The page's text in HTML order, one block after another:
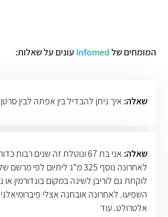
המומחים של Infomed עונים על שאלות:
שאלה: איך ניתן להבדיל בין אפתה לבין
שאלה:
לאחרונה נוסף 325 מ"ג ליתיום לפי
לוקחת גם לוריבן לשינה במקום בונדורמין או
השפיעו. לאחרונה אובחנה אצלי
אלטרולט. עוד